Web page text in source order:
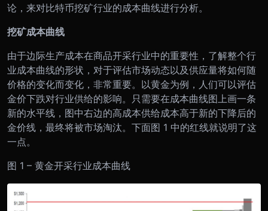
论，来对比特币挖矿行业的成本曲线进行分析。
挖矿成本曲线
由于边际生产成本在商品开采行业中的重要性，了解整个行
业成本曲线的形状，对于评估市场动态以及供应量将如何随
价格的变化而变化，非常重要。以黄金为例，人们可以评估
金价下跌对行业供给的影响。只需要在成本曲线图上画一条
新的水平线，图中右边的高成本供给成本高于新的下降后的
金价线，最终将被市场淘汰。下面图 1 中的红线就说明了这
一点。
图 1 – 黄金开采行业成本曲线